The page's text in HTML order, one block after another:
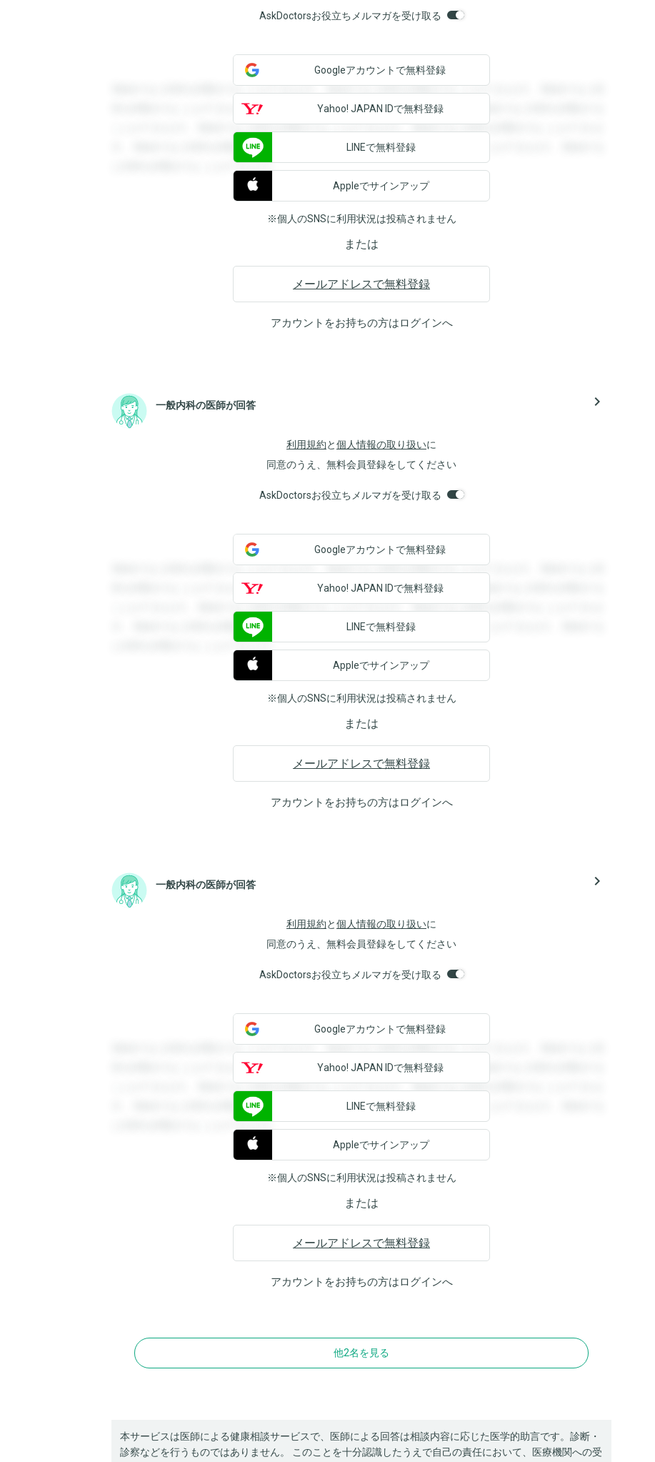
AskDoctorsお役立ちメルマガを受け取る
登録すると回答を閲覧することができます。登録すると回答を閲覧することができます。登録すると回
答を閲覧することができます。登録すると回答を閲覧することができます。登録すると回答を閲覧する
ことができます。登録すると回答を閲覧することができます。登録すると回答を閲覧することができま
す。登録すると回答を閲覧することができます。登録すると回答を閲覧することができます。登録する
と回答を閲覧することができます。
Googleアカウントで無料登録
Yahoo! JAPAN IDで無料登録
LINEで無料登録
Appleでサインアップ
※個人のSNSに利用状況は投稿されません
または
メールアドレスで無料登録
アカウントをお持ちの方はログインへ
一般内科の医師が回答 navigate_next
利用規約と個人情報の取り扱いに
同意のうえ、無料会員登録をしてください
AskDoctorsお役立ちメルマガを受け取る
登録すると回答を閲覧することができます。登録すると回答を閲覧することができます。登録すると回
答を閲覧することができます。登録すると回答を閲覧することができます。登録すると回答を閲覧する
ことができます。登録すると回答を閲覧することができます。登録すると回答を閲覧することができま
す。登録すると回答を閲覧することができます。登録すると回答を閲覧することができます。登録する
と回答を閲覧することができます。
Googleアカウントで無料登録
Yahoo! JAPAN IDで無料登録
LINEで無料登録
Appleでサインアップ
※個人のSNSに利用状況は投稿されません
または
メールアドレスで無料登録
アカウントをお持ちの方はログインへ
一般内科の医師が回答 navigate_next
利用規約と個人情報の取り扱いに
同意のうえ、無料会員登録をしてください
AskDoctorsお役立ちメルマガを受け取る
登録すると回答を閲覧することができます。登録すると回答を閲覧することができます。登録すると回
答を閲覧することができます。登録すると回答を閲覧することができます。登録すると回答を閲覧する
ことができます。登録すると回答を閲覧することができます。登録すると回答を閲覧することができま
す。登録すると回答を閲覧することができます。登録すると回答を閲覧することができます。登録する
と回答を閲覧することができます。
Googleアカウントで無料登録
Yahoo! JAPAN IDで無料登録
LINEで無料登録
Appleでサインアップ
※個人のSNSに利用状況は投稿されません
または
メールアドレスで無料登録
アカウントをお持ちの方はログインへ
他2名を見る
本サービスは医師による健康相談サービスで、医師による回答は相談内容に応じた医学的助言です。診断・
診察などを行うものではありません。 このことを十分認識したうえで自己の責任において、医療機関への受